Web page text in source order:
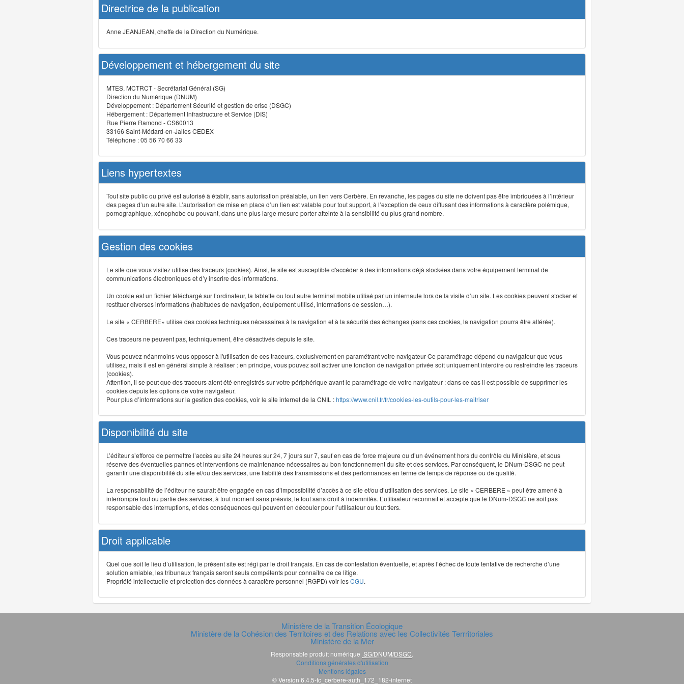
Directrice de la publication
Anne JEANJEAN, cheffe de la Direction du Numérique.
Développement et hébergement du site
MTES, MCTRCT - Secrétariat Général (SG)
Direction du Numérique (DNUM)
Développement : Département Sécurité et gestion de crise (DSGC)
Hébergement : Département Infrastructure et Service (DIS)
Rue Pierre Ramond - CS60013
33166 Saint-Médard-en-Jalles CEDEX
Téléphone : 05 56 70 66 33
Liens hypertextes
Tout site public ou privé est autorisé à établir, sans autorisation préalable, un lien vers Cerbère. En revanche, les pages du site ne doivent pas être imbriquées à l’intérieur
des pages d’un autre site. L’autorisation de mise en place d’un lien est valable pour tout support, à l’exception de ceux diffusant des informations à caractère polémique,
pornographique, xénophobe ou pouvant, dans une plus large mesure porter atteinte à la sensibilité du plus grand nombre.
Gestion des cookies
Le site que vous visitez utilise des traceurs (cookies). Ainsi, le site est susceptible d'accéder à des informations déjà stockées dans votre équipement terminal de
communications électroniques et d’y inscrire des informations.
Un cookie est un fichier téléchargé sur l’ordinateur, la tablette ou tout autre terminal mobile utilisé par un internaute lors de la visite d’un site. Les cookies peuvent stocker et
restituer diverses informations (habitudes de navigation, équipement utilisé, informations de session…).
Le site « CERBERE» utilise des cookies techniques nécessaires à la navigation et à la sécurité des échanges (sans ces cookies, la navigation pourra être altérée).
Ces traceurs ne peuvent pas, techniquement, être désactivés depuis le site.
Vous pouvez néanmoins vous opposer à l'utilisation de ces traceurs, exclusivement en paramétrant votre navigateur Ce paramétrage dépend du navigateur que vous
utilisez, mais il est en général simple à réaliser : en principe, vous pouvez soit activer une fonction de navigation privée soit uniquement interdire ou restreindre les traceurs
(cookies).
Attention, il se peut que des traceurs aient été enregistrés sur votre périphérique avant le paramétrage de votre navigateur : dans ce cas il est possible de supprimer les
cookies depuis les options de votre navigateur.
Pour plus d’informations sur la gestion des cookies, voir le site internet de la CNIL :https://www.cnil.fr/fr/cookies-les-outils-pour-les-maitriser
Disponibilité du site
L’éditeur s’efforce de permettre l’accès au site 24 heures sur 24, 7 jours sur 7, sauf en cas de force majeure ou d’un événement hors du contrôle du Ministère, et sous
réserve des éventuelles pannes et interventions de maintenance nécessaires au bon fonctionnement du site et des services. Par conséquent, le DNum-DSGC ne peut
garantir une disponibilité du site et/ou des services, une fiabilité des transmissions et des performances en terme de temps de réponse ou de qualité.
La responsabilité de l’éditeur ne saurait être engagée en cas d’impossibilité d’accès à ce site et/ou d’utilisation des services. Le site « CERBERE » peut être amené à
interrompre tout ou partie des services, à tout moment sans préavis, le tout sans droit à indemnités. L’utilisateur reconnaît et accepte que le DNum-DSGC ne soit pas
responsable des interruptions, et des conséquences qui peuvent en découler pour l’utilisateur ou tout tiers.
Droit applicable
Quel que soit le lieu d’utilisation, le présent site est régi par le droit français. En cas de contestation éventuelle, et après l’échec de toute tentative de recherche d’une
solution amiable, les tribunaux français seront seuls compétents pour connaître de ce litige.
Propriété intellectuelle et protection des données à caractère personnel (RGPD) voir lesCGU.
Ministère de la Transition Écologique
Ministère de la Cohésion des Territoires et des Relations avec les Collectivités Terrritoriales
Ministère de la Mer
Responsable produit numérique SG/DNUM/DSGC
Conditions générales d'utilisation
Mentions légales
© Version 6.4.5-tc_cerbere-auth_172_182-internet